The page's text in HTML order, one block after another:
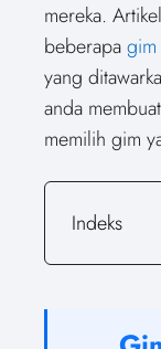
mereka.
beberapa
yang
anda
memilih gim
Indeks